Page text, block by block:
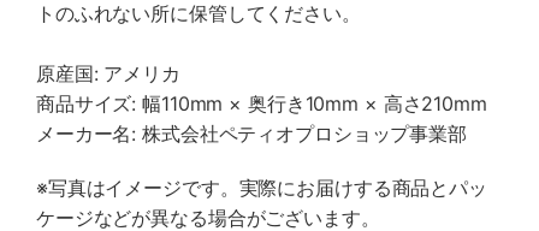
トのふれない所に保管してください。
原産国: アメリカ
商品サイズ: 幅110mm × 奥行き10mm × 高さ210mm
メーカー名: 株式会社ペティオプロショップ事業部
※写真はイメージです。実際にお届けする商品とパッ
ケージなどが異なる場合がございます。